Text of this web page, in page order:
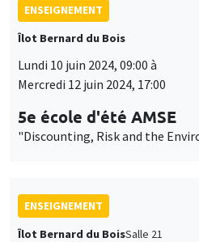
ENSEIGNEMENT
Îlot Bernard du Bois
Lundi 10 juin 2024, 09:00 à
Mercredi 12 juin 2024, 17:00
5e école d'été AMSE
"Discounting, Risk and the
ENSEIGNEMENT
Îlot Bernard du BoisSalle 21